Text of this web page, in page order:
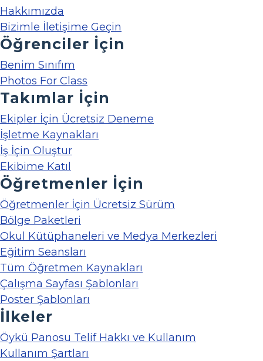
Hakkımızda
Bizimle İletişime Geçin
Öğrenciler İçin
Benim Sınıfım
Photos For Class
Takımlar İçin
Ekipler İçin Ücretsiz Deneme
İşletme Kaynakları
İş İçin Oluştur
Ekibime Katıl
Öğretmenler İçin
Öğretmenler İçin Ücretsiz Sürüm
Bölge Paketleri
Okul Kütüphaneleri ve Medya Merkezleri
Eğitim Seansları
Tüm Öğretmen Kaynakları
Çalışma Sayfası Şablonları
Poster Şablonları
İlkeler
Öykü Panosu Telif Hakkı ve Kullanım
Kullanım Şartları